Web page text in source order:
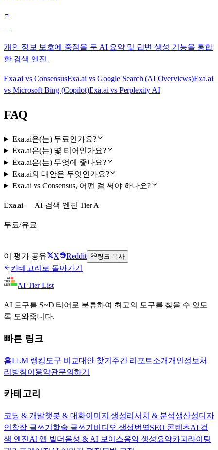
개인 정보 보호에 중점을 둔 AI 요약 및 답변 생성 기능을 통합
한 검색 엔진.
Exa.ai vs ConsensusExa.ai vs Google Search (AI Overviews)Exa.ai
vs Microsoft Bing (Copilot)Exa.ai vs Perplexity AI
FAQ
Exa.ai은(는) 무료인가요?
Exa.ai은(는) 몇 티어인가요?
Exa.ai은(는) 무엇에 좋나요?
Exa.ai의 대안은 무엇인가요?
Exa.ai vs Consensus, 어떤 걸 써야 하나요?
Exa.ai — AI 검색 엔진 Tier A
무료/유료
이 평가 공유 X Reddit 링크 복사
카테고리로 돌아가기
AI Tier List
AI 도구를 S~D 티어로 분류하여 최고의 도구를 찾을 수 있도
록 도와줍니다.
빠른 링크
홈LLM 랭킹 도구 비교대안 찾기 주간 리포트소개개인정보처
리방침이용약관문의하기
카테고리
코딩 & 개발챗봇 & 대화이미지 생성리서치 & 분석생산성디자
인창작 글쓰기 학술 글쓰기 비디오 생성번역SEO 콘텐츠AI 검
색 엔진AI 앱 빌더 음성 & AI 보이스음악 생성 요약카피라이팅